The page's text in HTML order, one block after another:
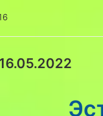
16.05.2022